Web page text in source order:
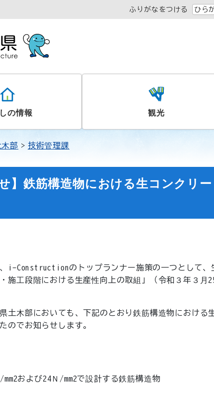
ふりがなをつける ひら
の情報 観光
木部 技術管理課
せ】鉄筋構造物における生コンクリ
i-Constructionのトップランナー施策の一つとして、
施工段階における生産性向上の取組」（令和３年３月
土木部においても、下記のとおり鉄筋構造物における
のでお知らせします。
および24Ｎ/mm2で設計する鉄筋構造物